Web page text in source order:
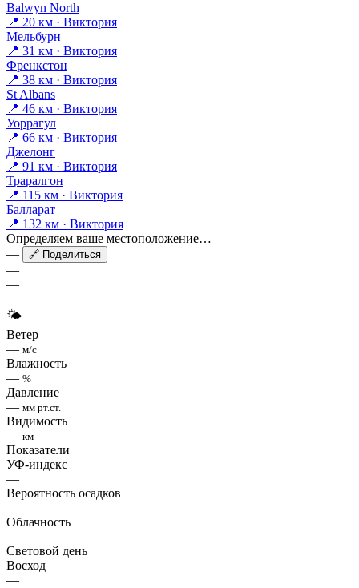
Balwyn North
📍 20 км · Виктория
Мельбурн
📍 31 км · Виктория
Френкстон
📍 38 км · Виктория
St Albans
📍 46 км · Виктория
Уоррагул
📍 66 км · Виктория
Джелонг
📍 91 км · Виктория
Траралгон
📍 115 км · Виктория
Балларат
📍 132 км · Виктория
Определяем ваше местоположение…
—
🔗 Поделиться
—
—
—
🌤
Ветер
— м/с
Влажность
— %
Давление
— мм рт.ст.
Видимость
— км
Показатели
УФ-индекс
—
Вероятность осадков
—
Облачность
—
Световой день
Восход
—